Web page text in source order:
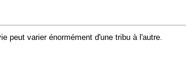
peut varier énormément d'une tribu à l'autre.